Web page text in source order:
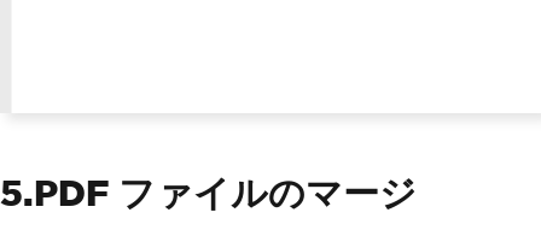
5.PDF ファイルのマージ